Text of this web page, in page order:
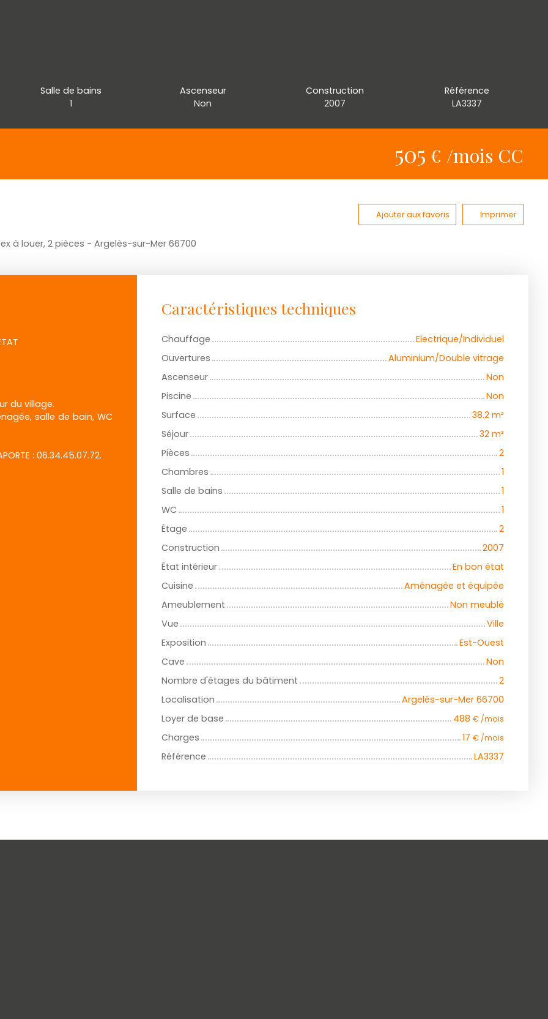
Salle de bains
1
Ascenseur
Non
Construction
2007
Référence
LA3337
505 € /mois CC
Ajouter aux favoris Imprimer
à louer, 2 pièces - Argelès-sur-Mer 66700
du village.
salle de bain, WC
: 06.34.45.07.72.
Caractéristiques techniques
Chauffage
Electrique/Individuel
Ouvertures
Aluminium/Double vitrage
Ascenseur
Non
Piscine
Non
Surface
38.2 m²
Séjour
32 m²
Pièces
2
Chambres
1
Salle de bains
1
WC
1
Étage
2
Construction
2007
État intérieur
En bon état
Cuisine
Aménagée et équipée
Ameublement
Non meublé
Vue
Ville
Exposition
Est-Ouest
Cave
Non
Nombre d'étages du bâtiment
2
Localisation
Argelès-sur-Mer 66700
Loyer de base
488 € /mois
Charges 17 € /mois
Référence LA3337